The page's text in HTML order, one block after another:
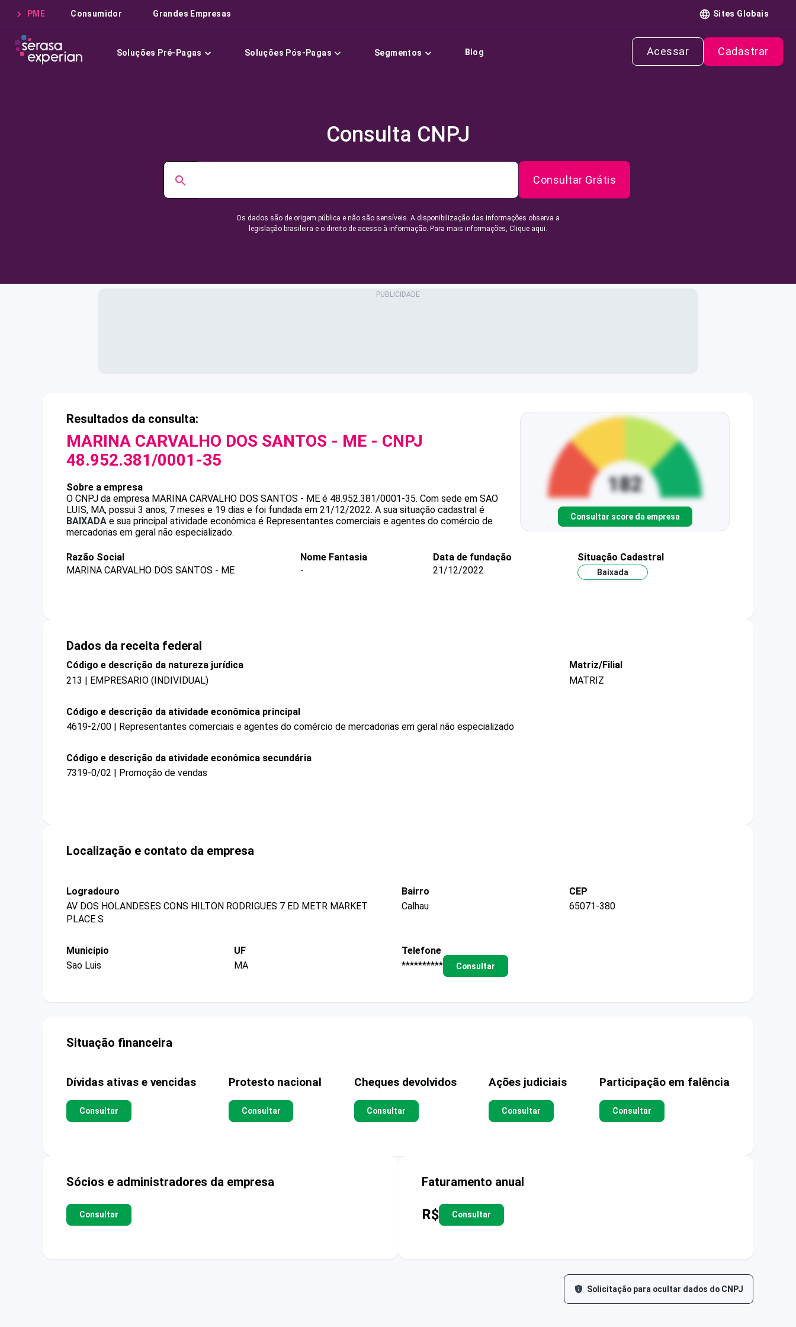
PME Consumidor Grandes Empresas Sites Globais
Soluções Pré-Pagas Soluções Pós-Pagas Segmentos Blog Acessar Cadastrar
Consulta CNPJ
Consultar Grátis
Os dados são de origem pública e não são sensíveis. A disponibilização das informações observa a
legislação brasileira e o direito de acesso à informação. Para mais informações, Clique aqui.
Resultados da consulta:
MARINA CARVALHO DOS SANTOS - ME - CNPJ
48.952.381/0001-35
Sobre a empresa
O CNPJ da empresa MARINA CARVALHO DOS SANTOS - ME é 48.952.381/0001-35. Com sede em SAO
LUIS, MA, possui 3 anos, 7 meses e 19 dias e foi fundada em 21/12/2022. A sua situação cadastral é
BAIXADA e sua principal atividade econômica é Representantes comerciais e agentes do comércio de
mercadorias em geral não especializado.
Consultar score da empresa
Razão Social
MARINA CARVALHO DOS SANTOS - ME
Nome Fantasia
-
Data de fundação
21/12/2022
Situação Cadastral
Baixada
Dados da receita federal
Código e descrição da natureza jurídica
213 | EMPRESARIO (INDIVIDUAL)
Matriz/Filial
MATRIZ
Código e descrição da atividade econômica principal
4619-2/00 | Representantes comerciais e agentes do comércio de mercadorias em geral não especializado
Código e descrição da atividade econômica secundária
7319-0/02 | Promoção de vendas
Localização e contato da empresa
Logradouro
AV DOS HOLANDESES CONS HILTON RODRIGUES 7 ED METR MARKET
PLACE S
Bairro
Calhau
CEP
65071-380
Município
Sao Luis
UF
MA
Telefone
**********
Consultar
Situação financeira
Dívidas ativas e vencidas
Consultar
Protesto nacional
Consultar
Cheques devolvidos
Consultar
Ações judiciais
Consultar
Participação em falência
Consultar
Sócios e administradores da empresa
Consultar
Faturamento anual
R$ Consultar
Solicitação para ocultar dados do CNPJ